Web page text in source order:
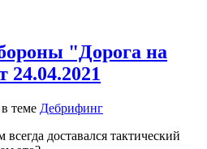
"Дорога на
24.04.2021
теме Дебрифинг
доставался тактический